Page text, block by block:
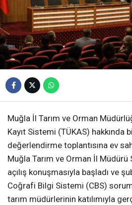
Muğla İl Tarım ve Orman
Kayıt Sistemi (TÜKAS) hakkında
değerlendirme toplantısına ev
Muğla Tarım ve Orman İl Müdürü
açılış konuşmasıyla başladı ve
Coğrafi Bilgi Sistemi (CBS)
tarım müdürlerinin katılımıyla